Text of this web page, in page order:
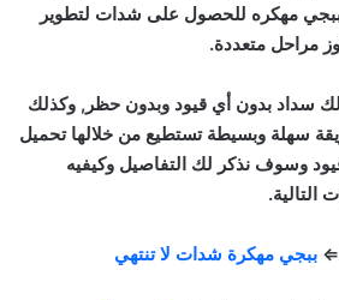
مهكره للحصول على شدات لتطوير
مراحل متعددة.
سداد بدون أي قيود وبدون حظر , وكذلك
سهلة وبسيطة تستطيع من خلالها تحميل
وسوف نذكر لك التفاصيل وكيفيه
التالية.
⇐ ببجي مهكرة شدات لا تنتهي